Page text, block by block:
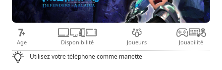
Age Disponibilité Joueurs Jouabilité
Utilisez votre téléphone comme manette